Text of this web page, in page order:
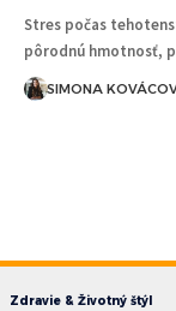
Stres počas
pôrodnú hmotnosť,
SIMONA
Zdravie & Životný štýl